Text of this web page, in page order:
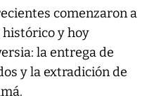
comenzaron a
y hoy
la entrega de
y la extradición de